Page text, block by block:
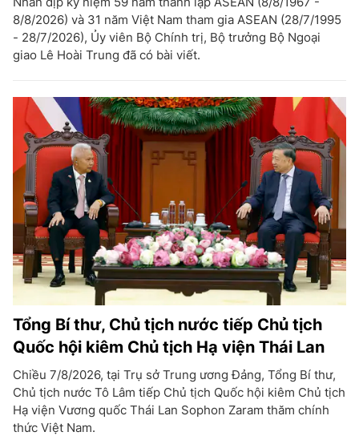
8/8/2026) và 31 năm Việt Nam tham gia ASEAN (28/7/1995
- 28/7/2026), Ủy viên Bộ Chính trị, Bộ trưởng Bộ Ngoại
giao Lê Hoài Trung đã có bài viết.
Tổng Bí thư, Chủ tịch nước tiếp Chủ tịch
Quốc hội kiêm Chủ tịch Hạ viện Thái Lan
Chiều 7/8/2026, tại Trụ sở Trung ương Đảng, Tổng Bí thư,
Chủ tịch nước Tô Lâm tiếp Chủ tịch Quốc hội kiêm Chủ tịch
Hạ viện Vương quốc Thái Lan Sophon Zaram thăm chính
thức Việt Nam.